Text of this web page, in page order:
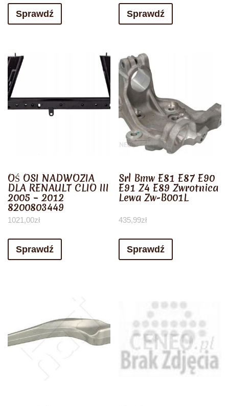
Sprawdź Sprawdź
OŚ OSI NADWOZIA
DLA RENAULT CLIO III
2005 – 2012
8200803449
1021,00zł
Sprawdź
Srl Bmw E81 E87 E90
E91 Z4 E89 Zwrotnica
Lewa Zw-B001L
435,99zł
Sprawdź